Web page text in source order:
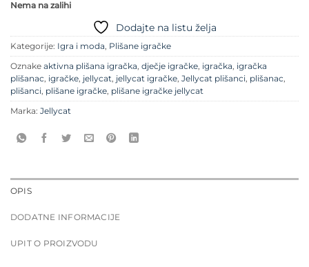
Nema na zalihi
Dodajte na listu želja
Kategorije: Igra i moda, Plišane igračke
Oznake aktivna plišana igračka, dječje igračke, igračka, igračka
plišanac, igračke, jellycat, jellycat igračke, Jellycat plišanci, plišanac,
plišanci, plišane igračke, plišane igračke jellycat
Marka: Jellycat
OPIS
DODATNE INFORMACIJE
UPIT O PROIZVODU